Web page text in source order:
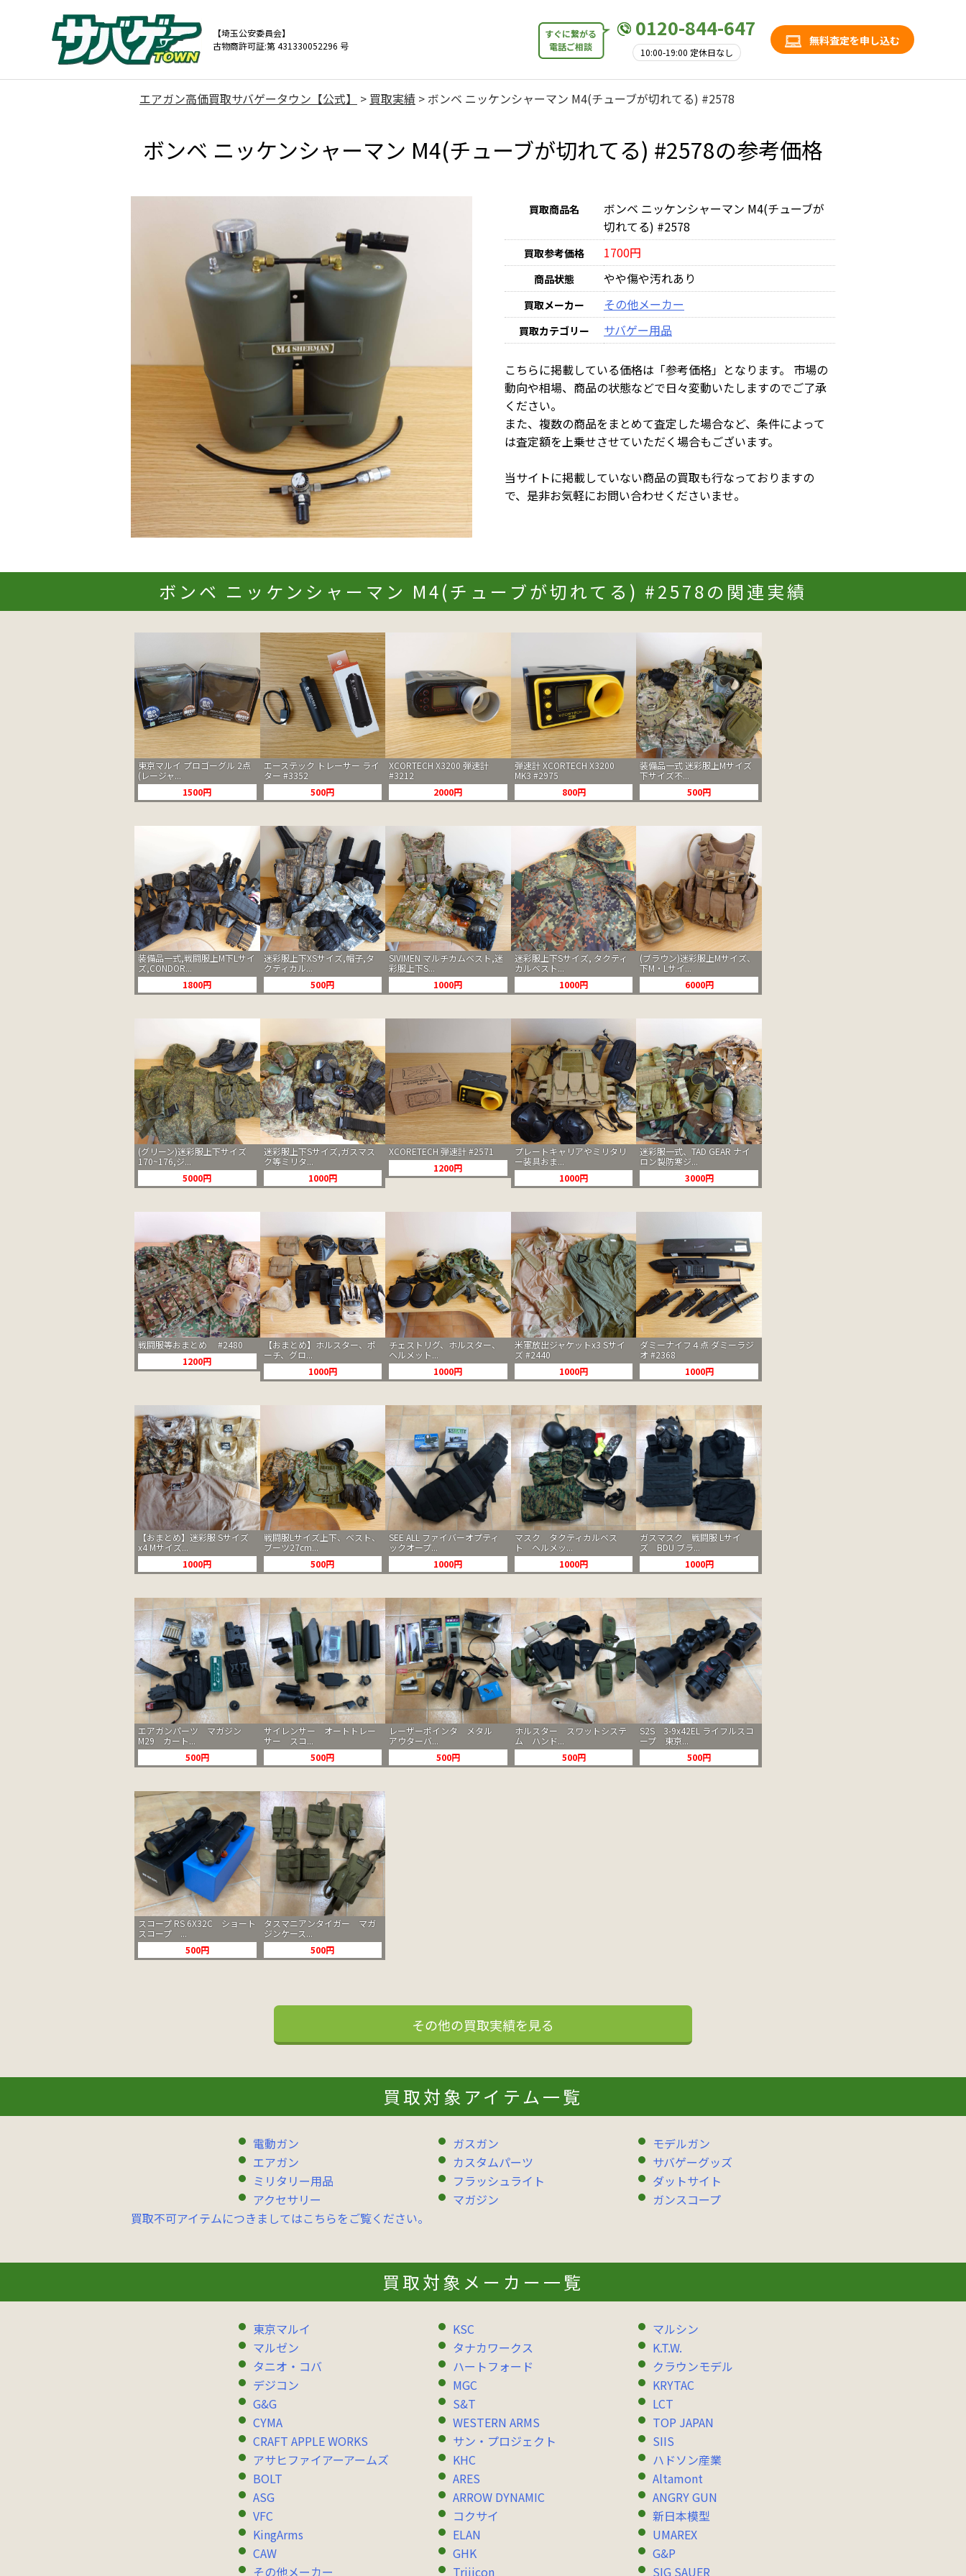
【埼玉公安委員会】
古物商許可証:第 431330052296 号
0120-844-647
10:00-19:00 定休日なし
すぐに繋がる
電話ご相談
無料査定を申し込む
エアガン高価買取サバゲータウン【公式】 > 買取実績 > ボンベ ニッケンシャーマン M4(チューブが切れてる) #2578
ボンベ ニッケンシャーマン M4(チューブが切れてる) #2578の参考価格
買取商品名
ボンベ ニッケンシャーマン M4(チューブが
切れてる) #2578
買取参考価格 1700円
商品状態 やや傷や汚れあり
買取メーカー その他メーカー
買取カテゴリー サバゲー用品
こちらに掲載している価格は「参考価格」となります。 市場の
動向や相場、商品の状態などで日々変動いたしますのでご了承
ください。
また、複数の商品をまとめて査定した場合など、条件によって
は査定額を上乗せさせていただく場合もございます。
当サイトに掲載していない商品の買取も行なっておりますの
で、是非お気軽にお問い合わせくださいませ。
ボンベ ニッケンシャーマン M4(チューブが切れてる) #2578の関連実績
東京マルイ プロゴーグル 2点
(レージャ...
1500円
エーステック トレーサー ライ
ター #3352
500円
XCORTECH X3200 弾速計
#3212
2000円
弾速計 XCORTECH X3200
MK3 #2975
800円
装備品一式 迷彩服上Mサイズ
下サイズ不...
500円
装備品一式,戦闘服上M下Lサイ
ズ,CONDOR...
1800円
迷彩服上下XSサイズ,帽子,タ
クティカル...
500円
SIVIMEN マルチカムベスト,迷
彩服上下S...
1000円
迷彩服上下Sサイズ, タクティ
カルベスト...
1000円
(ブラウン)迷彩服上Mサイズ、
下M・Lサイ...
6000円
(グリーン)迷彩服上下サイズ
170~176,ジ...
5000円
迷彩服上下Sサイズ,ガスマス
ク等ミリタ...
1000円
XCORETECH 弾速計 #2571
1200円
プレートキャリアやミリタリ
ー装具おま...
1000円
迷彩服一式、TAD GEAR ナイ
ロン製防寒ジ...
3000円
戦闘服等おまとめ #2480
1200円
【おまとめ】ホルスター、ポ
ーチ、グロ...
1000円
チェストリグ、ホルスター、
ヘルメット...
1000円
米軍放出ジャケットx3 Sサイ
ズ #2440
1000円
ダミーナイフ４点 ダミーラジ
オ #2368
1000円
【おまとめ】迷彩服 Sサイズ
x4 Mサイズ...
1000円
戦闘服Lサイズ上下、ベスト、
ブーツ27cm...
500円
SEE ALL ファイバーオプティ
ックオープ...
1000円
マスク タクティカルベス
ト ヘルメッ...
1000円
ガスマスク 戦闘服 Lサイ
ズ BDU ブラ...
1000円
エアガンパーツ マガジン
M29 カート...
500円
サイレンサー オートトレー
サー スコ...
500円
レーザーポインタ メタル
アウターバ...
500円
ホルスター スワットシステ
ム ハンド...
500円
S2S 3-9x42EL ライフルスコ
ープ 東京...
500円
スコープ RS 6X32C ショート
スコープ ...
500円
タスマニアンタイガー マガ
ジンケース...
500円
その他の買取実績を見る
買取対象アイテム一覧
電動ガン ガスガン
モデルガン
エアガン
カスタムパーツ
サバゲーグッズ
ミリタリー用品
フラッシュライト
ダットサイト
アクセサリー
マガジン
ガンスコープ
買取不可アイテムにつきましてはこちらをご覧ください。
買取対象メーカー一覧
東京マルイ KSC
マルシン
マルゼン
タナカワークス
K.T.W.
タニオ・コバ
ハートフォード
クラウンモデル
デジコン
MGC
KRYTAC
G&G
S&T
LCT
CYMA
WESTERN ARMS
TOP JAPAN
CRAFT APPLE WORKS
サン・プロジェクト
SIIS
アサヒファイアーアームズ
KHC
ハドソン産業
BOLT
ARES
Altamont
ASG
ARROW DYNAMIC
ANGRY GUN
VFC
コクサイ
新日本模型
KingArms
ELAN
UMAREX
CAW
GHK
G&P
その他メーカー
Trijicon SIG SAUER